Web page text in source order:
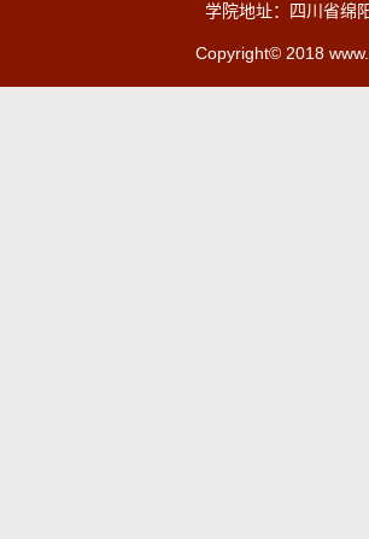
学院地址：四川省绵
Copyright© 2018